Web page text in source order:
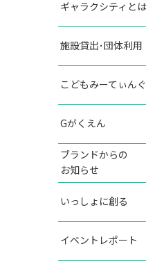
ギャラクシティとは
施設貸出･団体利用
こどもみーてぃんぐ
Gがくえん
ブランドからの
お知らせ
いっしょに創る
イベントレポート